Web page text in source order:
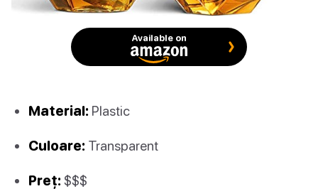
Available on
Material: Plastic
Culoare: Transparent
Preț: $$$